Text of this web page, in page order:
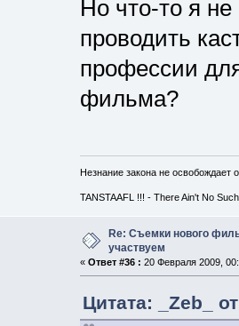
Но что-то я
проводить
профессии
фильма?
Незнание закона не освобождает
TANSTAAFL !!! - There Ain't No
Re: Съемки нового
участвуем
« Ответ #36 : 20 Февраля 2009,
Цитата: _Zeb_